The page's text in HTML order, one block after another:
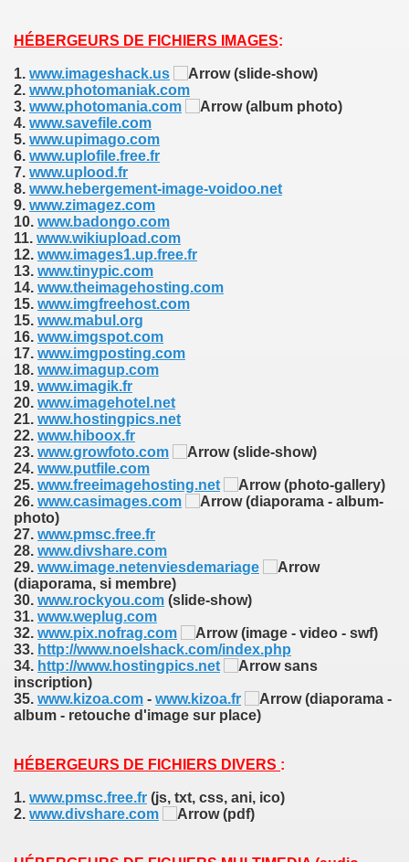
HÉBERGEURS DE FICHIERS IMAGES:
1. www.imageshack.us
(slide-show)
2. www.photomaniak.com
3. www.photomania.com
(album photo)
4. www.savefile.com
5. www.upimago.com
6. www.uplofile.free.fr
7. www.uplood.fr
8. www.hebergement-image-voidoo.net
9. www.zimagez.com
10. www.badongo.com
11. www.wikiupload.com
12. www.images1.up.free.fr
13. www.tinypic.com
14. www.theimagehosting.com
15. www.imgfreehost.com
15. www.mabul.org
16. www.imgspot.com
17. www.imgposting.com
18. www.imagup.com
19. www.imagik.fr
20. www.imagehotel.net
21. www.hostingpics.net
22. www.hiboox.fr
23. www.growfoto.com
(slide-show)
24. www.putfile.com
25. www.freeimagehosting.net
(photo-gallery)
26. www.casimages.com
(diaporama - album-
photo)
27. www.pmsc.free.fr
28. www.divshare.com
29. www.image.netenviesdemariage
(diaporama, si membre)
30. www.rockyou.com (slide-show)
31. www.weplug.com
32. www.pix.nofrag.com
(image - video - swf)
33. http://www.noelshack.com/index.php
34. http://www.hostingpics.net
sans
inscription)
35. www.kizoa.com - www.kizoa.fr
(diaporama -
album - retouche d'image sur place)
HÉBERGEURS DE FICHIERS DIVERS :
1. www.pmsc.free.fr (js, txt, css, ani, ico)
2. www.divshare.com (pdf)